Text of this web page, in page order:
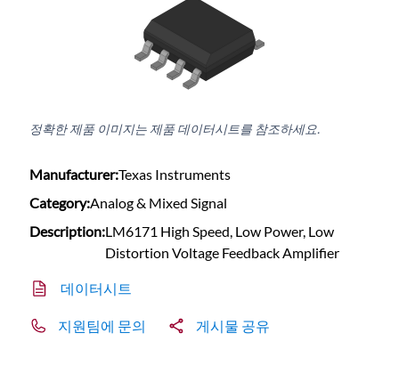
정확한 제품 이미지는 제품 데이터시트를 참조하세요.
Manufacturer:Texas Instruments
Category:Analog & Mixed Signal
Description:LM6171 High Speed, Low Power, Low
Distortion Voltage Feedback Amplifier
데이터시트
지원팀에 문의 게시물 공유